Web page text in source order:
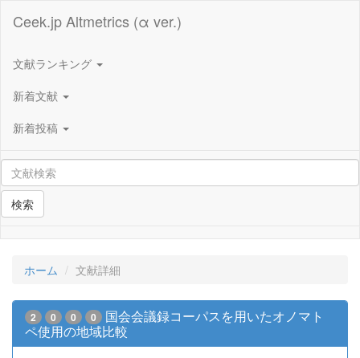
Ceek.jp Altmetrics (α ver.)
文献ランキング
新着文献
新着投稿
検索
ホーム 文献詳細
2 0 0 0
国会会議録コーパスを用いたオノマト
ペ使用の地域比較